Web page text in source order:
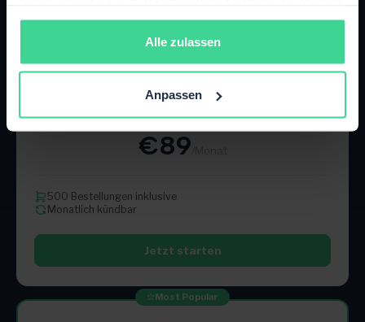
gesammelt haben.
Alle zulassen
Anpassen
Starter
€89
500 Bestellungen inklusive
Monatlich kündbar
Jetzt starten
Most Popular